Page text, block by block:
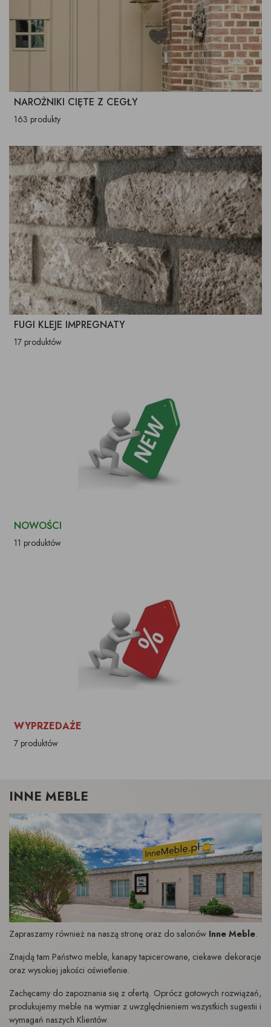
NAROŻNIKI CIĘTE Z CEGŁY
163 produkty
FUGI KLEJE IMPREGNATY
17 produktów
NOWOŚCI
11 produktów
WYPRZEDAŻE
7 produktów
INNE MEBLE
Zapraszamy również na naszą stronę oraz do salonów Inne Meble.
Znajdą tam Państwo meble, kanapy tapicerowane, ciekawe dekoracje
oraz wysokiej jakości oświetlenie.
Zachęcamy do zapoznania się z ofertą. Oprócz gotowych rozwiązań,
produkujemy meble na wymiar z uwzględnieniem wszystkich sugestii i
wymagań naszych Klientów.